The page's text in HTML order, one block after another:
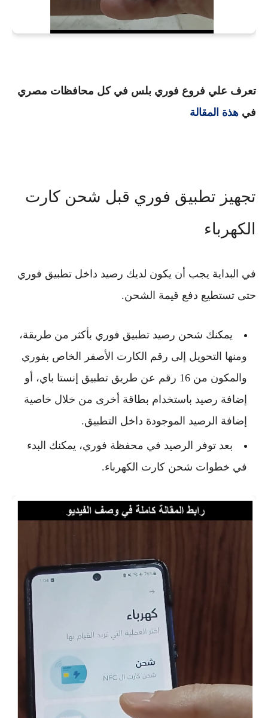
تعرف علي فروع فوري بلس في كل محافظات مصري
في هذة المقالة
تجهيز تطبيق فوري قبل شحن كارت
الكهرباء
في البداية يجب أن يكون لديك رصيد داخل تطبيق فوري
حتى تستطيع دفع قيمة الشحن.
يمكنك شحن رصيد تطبيق فوري بأكثر من طريقة،
ومنها التحويل إلى رقم الكارت الأصفر الخاص بفوري
والمكون من 16 رقم عن طريق تطبيق إنستا باي، أو
إضافة رصيد باستخدام بطاقة أخرى من خلال خاصية
إضافة الرصيد الموجودة داخل التطبيق.
بعد توفر الرصيد في محفظة فوري، يمكنك البدء
في خطوات شحن كارت الكهرباء.